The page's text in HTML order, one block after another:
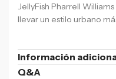
JellyFish Pharrell
llevar un estilo urbano
Información
Q&A